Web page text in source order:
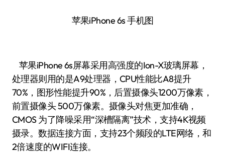
苹果iPhone 6s 手机图
苹果iPhone 6s屏幕采用高强度的Ion-X玻璃屏幕，
处理器则用的是A9处理器，CPU性能比A8提升
70%，图形性能提升90%，后置摄像头1200万像素，
前置摄像头 500万像素。摄像头对焦更加准确，
CMOS 为了降噪采用“深槽隔离”技术，支持4K视频
摄录。数据连接方面，支持23个频段的LTE网络，和
2倍速度的WIFI连接。